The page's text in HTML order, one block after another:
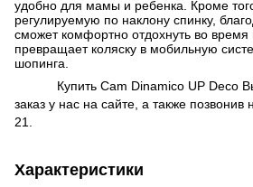
удобно для мамы и ребенка. Кроме
регулируемую по наклону спинку,
сможет комфортно отдохнуть во время
превращает коляску в мобильную
шопинга.
Купить Cam Dinamico UP Deco
заказ у нас на сайте, а также
21.
Характеристики